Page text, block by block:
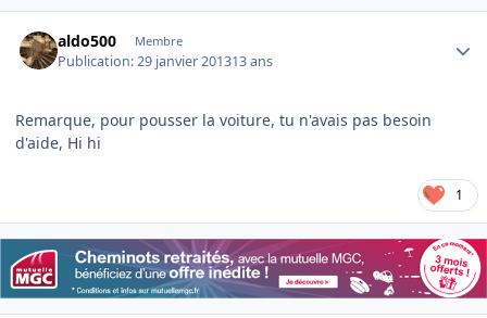
aldo500 Membre
Publication:29 janvier 201313 ans
Remarque, pour pousser la voiture, tu n'avais pas besoin
d'aide, Hi hi
1